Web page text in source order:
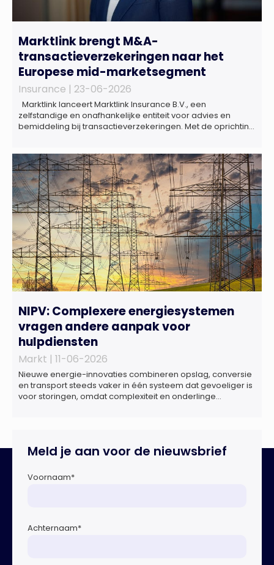
Marktlink brengt M&A-
transactieverzekeringen naar het
Europese mid-marketsegment
Insurance | 23-06-2026
Marktlink lanceert Marktlink Insurance B.V., een
zelfstandige en onafhankelijke entiteit voor advies en
bemiddeling bij transactieverzekeringen. Met de oprichting
overnames verder uit. Naast M&A-advies kunnen
ondernemers, investeerders en dealteams vanaf nu ook
terecht voor ondersteuning op het gebied […]
NIPV: Complexere energiesystemen
vragen andere aanpak voor
hulpdiensten
Markt | 11-06-2026
Nieuwe energie-innovaties combineren opslag, conversie
en transport steeds vaker in één systeem dat gevoeliger is
voor storingen, omdat complexiteit en onderlinge
energiesysteem. Het betreft systemen waarbij elektriciteit
Meld je aan voor de nieuwsbrief
Voornaam*
Achternaam*